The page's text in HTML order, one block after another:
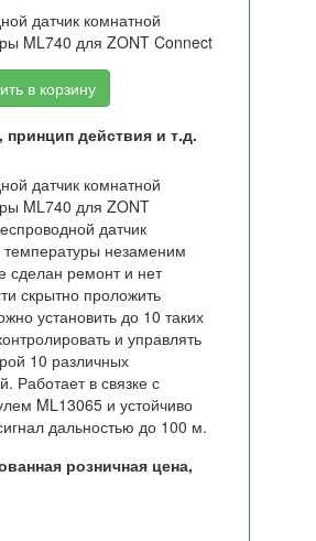
датчик комнатной
ML740 для ZONT Connect
в корзину
принцип действия и т.д.
датчик комнатной
ML740 для ZONT
датчик
температуры незаменим
сделан ремонт и нет
скрытно проложить
установить до 10 таких
и управлять
10 различных
Работает в связке с
ML13065 и устойчиво
дальностью до 100 м.
розничная цена,